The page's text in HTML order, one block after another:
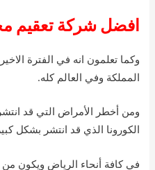
افضل شركة تعقيم
وكما تعلمون انه في الفترة
المملكة وفي العالم كله.
ومن أخطر الأمراض التي قد
الكورونا الذي قد انتشر بشكل
في كافة أنحاء الرياض ويكون